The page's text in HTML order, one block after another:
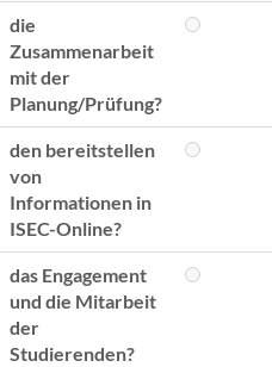
die
Zusammenarbeit
mit der
Planung/Prüfung?
den bereitstellen
von
Informationen in
ISEC-Online?
das Engagement
und die Mitarbeit
der
Studierenden?